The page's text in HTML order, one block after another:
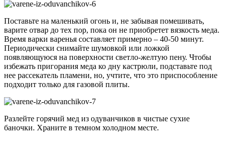
Поставьте на маленький огонь и, не забывая помешивать,
варите отвар до тех пор, пока он не приобретет вязкость меда.
Время варки варенья составляет примерно – 40-50 минут.
Периодически снимайте шумовкой или ложкой
появляющуюся на поверхности светло-желтую пену. Чтобы
избежать пригорания меда ко дну кастрюли, подставьте под
нее рассекатель пламени, но, учтите, что это приспособление
подходит только для газовой плиты.
Разлейте горячий мед из одуванчиков в чистые сухие
баночки. Храните в темном холодном месте.